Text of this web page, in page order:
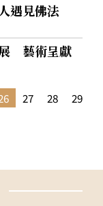
遇見佛法
藝術呈獻
27 28
29